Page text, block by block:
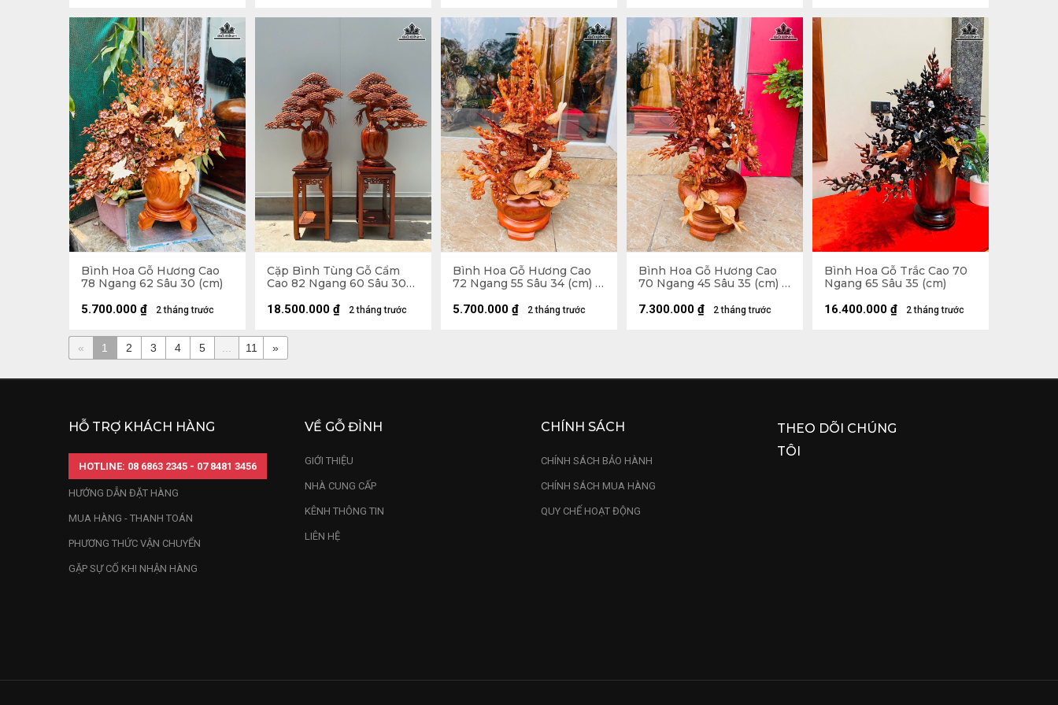
Bình Hoa Gỗ Hương Cao
78 Ngang 62 Sâu 30 (cm)
2 tháng trước
5.700.000 ₫
Cặp Bình Tùng Gỗ Cẩm
Cao 82 Ngang 60 Sâu 30
2 tháng trước
18.500.000 ₫
Bình Hoa Gỗ Hương Cao
72 Ngang 55 Sâu 34 (cm) -
2 tháng trước
5.700.000 ₫
Bình Hoa Gỗ Hương Cao
70 Ngang 45 Sâu 35 (cm) -
2 tháng trước
7.300.000 ₫
Bình Hoa Gỗ Trắc Cao 70
Ngang 65 Sâu 35 (cm)
2 tháng trước
16.400.000 ₫
« 1 2 3 4 5 11 »
HỖ TRỢ KHÁCH HÀNG
HOTLINE: 08 6863 2345 - 07 8481 3456
HƯỚNG DẪN ĐẶT HÀNG
MUA HÀNG - THANH TOÁN
PHƯƠNG THỨC VẬN CHUYỂN
GẶP SỰ CỐ KHI NHẬN HÀNG
VỀ GỖ ĐỈNH
GIỚI THIỆU
NHÀ CUNG CẤP
KÊNH THÔNG TIN
LIÊN HỆ
CHÍNH SÁCH
CHÍNH SÁCH BẢO HÀNH
CHÍNH SÁCH MUA HÀNG
QUY CHẾ HOẠT ĐỘNG
THEO DÕI CHÚNG
TÔI